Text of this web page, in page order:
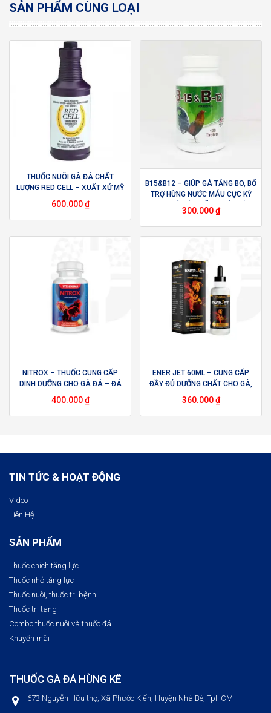
SẢN PHẨM CÙNG LOẠI
THUỐC NUÔI GÀ ĐÁ CHẤT
LƯỢNG RED CELL – XUẤT XỨ MỸ
– BỔ SUNG VITAMIN VÀ KHOÁNG
CHẤT, TĂNG CƯỜNG SỨC ĐỀ
KHÁNG KHI GÀ BỊ CĂNG THẲNG
600.000₫
B15&B12 – GIÚP GÀ TĂNG BO, BỔ
TRỢ HỪNG NƯỚC MÁU CỰC KỲ
INTERFARMA – USA
300.000₫
NITROX – THUỐC CUNG CẤP
DINH DƯỠNG CHO GÀ ĐÁ – ĐÁ
400.000₫
ENER JET 60ML – CUNG CẤP
ĐẦY ĐỦ DƯỠNG CHẤT CHO GÀ,
QUAN SÁT – CHAI 60ML
360.000₫
TIN TỨC & HOẠT ĐỘNG
Video
Liên Hệ
SẢN PHẨM
Thuốc chích tăng lực
Thuốc nhỏ tăng lực
Thuốc nuôi, thuốc trị bệnh​
Thuốc trị tang
Combo thuốc nuôi và thuốc đá
Khuyến mãi
THUỐC GÀ ĐÁ HÙNG KÊ
673 Nguyễn Hữu thọ, Xã Phước Kiển, Huyện Nhà Bè, TpHCM